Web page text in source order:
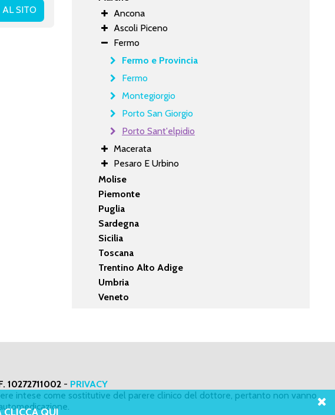
AL SITO
Ancona
Ascoli Piceno
Fermo
Fermo e Provincia
Fermo
Montegiorgio
Porto San Giorgio
Porto Sant'elpidio
Macerata
Pesaro E Urbino
Molise
Piemonte
Puglia
Sardegna
Sicilia
Toscana
Trentino Alto Adige
Umbria
Veneto
10272711002- PRIVACY
intese come sostitutive del parere clinico del dottore, pertanto non vanno
CLICCA QUI